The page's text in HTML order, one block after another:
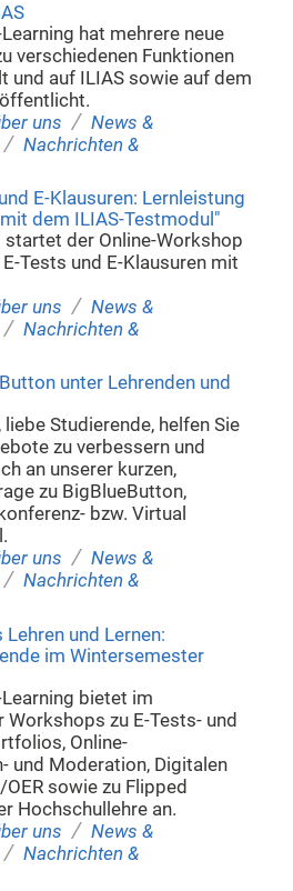
hat mehrere neue
verschiedenen Funktionen
und auf ILIAS sowie auf dem
uns / News &
/ Nachrichten &
E-Klausuren: Lernleistung
dem ILIAS-Testmodul"
der Online-Workshop
Tests und E-Klausuren mit
uns / News &
/ Nachrichten &
unter Lehrenden und
liebe Studierende, helfen Sie
zu verbessern und
an unserer kurzen,
zu BigBlueButton,
bzw. Virtual
uns / News &
/ Nachrichten &
und Lernen:
im Wintersemester
bietet im
zu E-Tests- und
Online-
und Moderation, Digitalen
sowie zu Flipped
Hochschullehre an.
uns / News &
/ Nachrichten &